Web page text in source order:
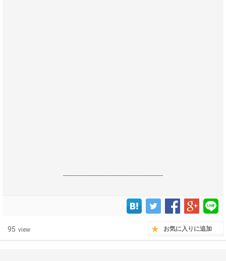
------------------------------------------------------------------
95 view お気に入りに追加